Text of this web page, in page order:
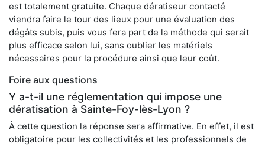
est totalement gratuite. Chaque dératiseur contacté
viendra faire le tour des lieux pour une évaluation des
dégâts subis, puis vous fera part de la méthode qui serait
plus efficace selon lui, sans oublier les matériels
nécessaires pour la procédure ainsi que leur coût.
Foire aux questions
Y a-t-il une réglementation qui impose une
dératisation à Sainte-Foy-lès-Lyon ?
À cette question la réponse sera affirmative. En effet, il est
obligatoire pour les collectivités et les professionnels de